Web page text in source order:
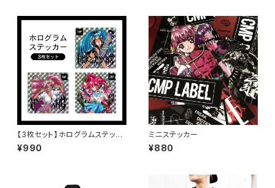
【3枚セット】ホログラムステッカ
ー
¥990
ミニステッカー
¥880